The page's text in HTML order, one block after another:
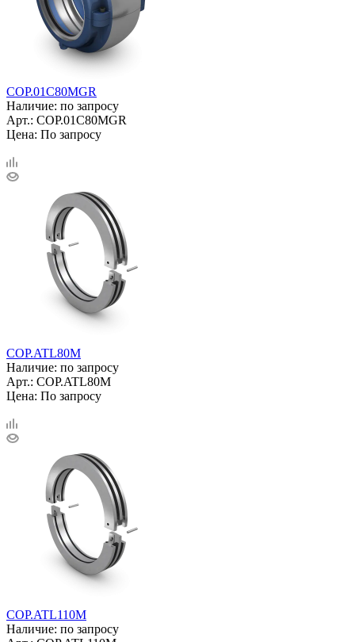
COP.01C80MGR
Наличие: по запросу
Арт.: COP.01C80MGR
Цена: По запросу
COP.ATL80M
Наличие: по запросу
Арт.: COP.ATL80M
Цена: По запросу
COP.ATL110M
Наличие: по запросу